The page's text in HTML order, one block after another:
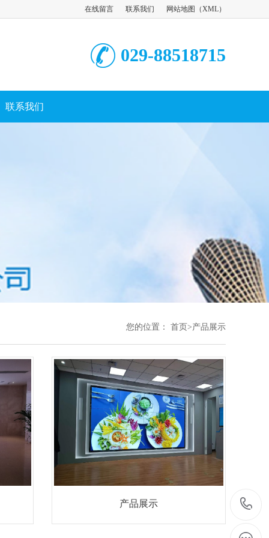
在线留言 联系我们 网站地图 （XML）
029-88518715
联系我们
您的位置： 首页 >产品展示
产品展示